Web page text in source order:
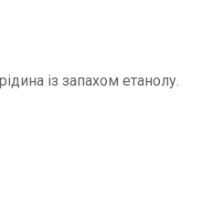
із запахом етанолу.